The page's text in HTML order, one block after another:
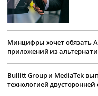
Минцифры хочет обязать
приложений из
Bullitt Group и MediaTek
технологией